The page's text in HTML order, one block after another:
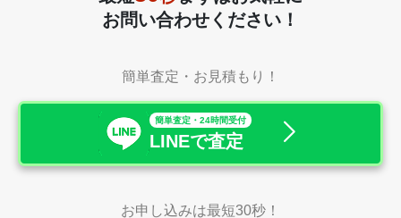
お問い合わせください！
簡単査定・お見積もり！
簡単査定・24時間受付
LINEで査定
お申し込みは最短30秒！